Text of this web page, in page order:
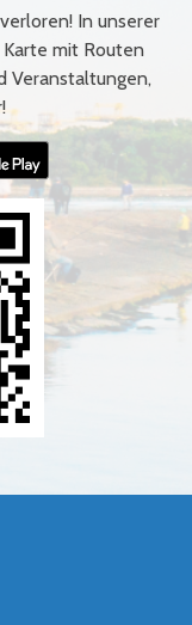
In unserer
mit Routen
Veranstaltungen,